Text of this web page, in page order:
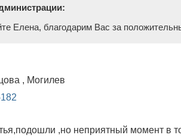
Елена, благодарим Вас за
, Могилев
,но неприятный момент в